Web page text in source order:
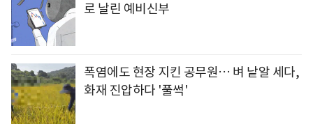
로 날린 예비신부
폭염에도 현장 지킨 공무원… 벼 낱알 세다,
화재 진압하다 '풀썩'